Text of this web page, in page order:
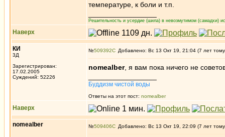
температуре, к боли и т.п.
Решительность и усердие (шила) в невозмутимом (самадхи)
Наверх
КИ
3Д
Зарегистрирован:
17.02.2005
Суждений: 52226
№509392 Добавлено: Вс 13 Окт 19, 21:04 (7 лет
nomealber, я вам пока ничего не
Буддизм чистой воды
Ответы на этот пост: nomealber
Наверх
nomealber №509406 Добавлено: Вс 13 Окт 19, 22:09 (7 лет